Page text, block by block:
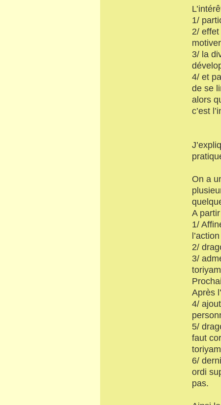
1/
2/
3/ la
4/ et
de se
alors
c’est
On a
A
1/
l’action
2/
3/
Après
4/
5/
faut
6/
ordi
pas.